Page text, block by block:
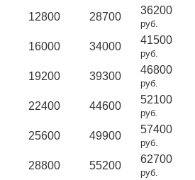
12800 28700
36200
руб.
16000 34000
41500
руб.
19200 39300
46800
руб.
22400 44600
52100
руб.
25600 49900
57400
руб.
28800 55200
62700
руб.